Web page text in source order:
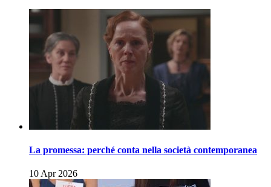
La promessa: perché conta nella società contemporanea
10 Apr 2026